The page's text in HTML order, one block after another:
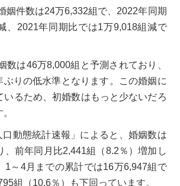
姻件数は24万6,332組で、2022年同期
、2021年同期比では1万9,018組減で
数は46万8,000組と予測されており、
ぶりの低水準となります。この婚姻に
いるため、初婚数はもっと少ないだろ
動態統計速報」によると、婚姻数は
、前年同月比2,441組（8.2％）増加し
1～4月までの累計では16万6,947組で
組（10.6％）も下回っています。